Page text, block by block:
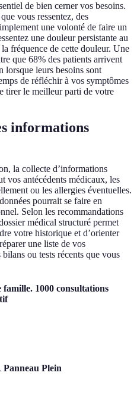
de bien cerner vos besoins.
vous ressentez, des
une volonté de faire un
une douleur persistante au
fréquence de cette douleur. Une
que 68% des patients arrivent
lorsque leurs besoins sont
de réfléchir à vos symptômes
tirer le meilleur parti de votre
informations
la collecte d’informations
vos antécédents médicaux, les
ou les allergies éventuelles.
pourrait se faire en
Selon les recommandations
médical structuré permet
votre historique et d’orienter
une liste de vos
ou tests récents que vous
1000 consultations
Panneau Plein